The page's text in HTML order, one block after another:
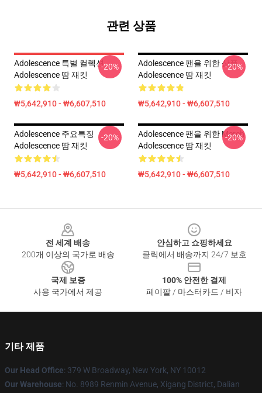
관련 상품
Adolescence 특별 컬렉션
Adolescence 땀 재킷
₩5,642,910 - ₩6,607,510
-20%
Adolescence 팬을 위한 상품
Adolescence 땀 재킷
₩5,642,910 - ₩6,607,510
-20%
Adolescence 주요특징
Adolescence 땀 재킷
₩5,642,910 - ₩6,607,510
-20%
Adolescence 팬을 위한 Merch
Adolescence 땀 재킷
₩5,642,910 - ₩6,607,510
-20%
전 세계 배송
200개 이상의 국가로 배송
안심하고 쇼핑하세요
클릭에서 배송까지 24/7 보호
국제 보증
사용 국가에서 제공
100% 안전한 결제
페이팔 / 마스터카드 / 비자
기타 제품
Our Head Office: 379 W Broadway, New York, NY 10012
Our Warehouse: No. 8989 Renmin Avenue, Xigang District, Dalian